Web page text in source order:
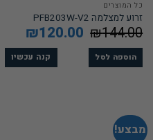
כל המוצרים
זרוע למצלמה PFB203W-V2
₪144.00 המחיר
המקורי
₪144.00.
₪120.00 המחיר
הנוכחי
הוא:
הוספה לסל קנה עכשיו
מבצע!